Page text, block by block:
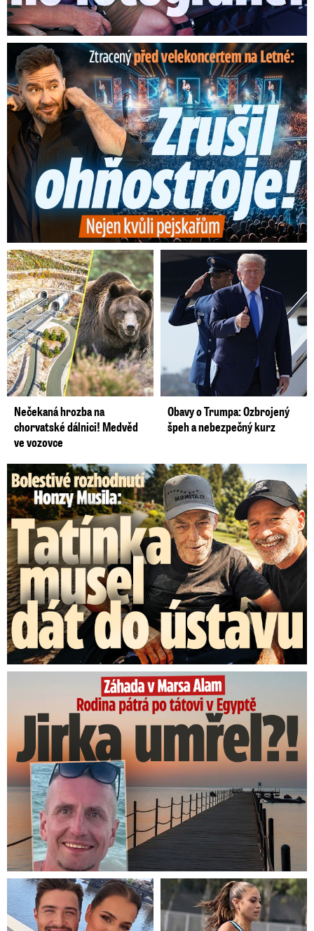
Ztracený škrtl ohňostroj na Letné! Ještě nezačal a už ...
Nečekaná hrozba na
chorvatské dálnici! Medvěd
ve vozovce
Obavy o Trumpa: Ozbrojený
špeh a nebezpečný kurz
Bolestivé rozhodnutí Honzy Musila: Tátu musel dát do ústavu
Rodina pátrá po tátovi v Egyptě: Jirka umřel?!